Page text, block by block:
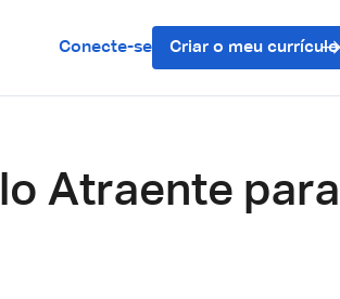
Conecte-se Criar o meu currículo
Atraente para